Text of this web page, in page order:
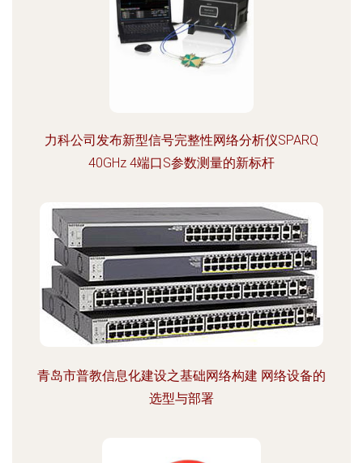
力科公司发布新型信号完整性网络分析仪SPARQ
40GHz 4端口S参数测量的新标杆
青岛市普教信息化建设之基础网络构建 网络设备的
选型与部署